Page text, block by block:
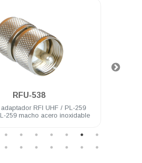
RFU-538
RFI UHF / PL-259
a PL-259 macho acero inoxidable